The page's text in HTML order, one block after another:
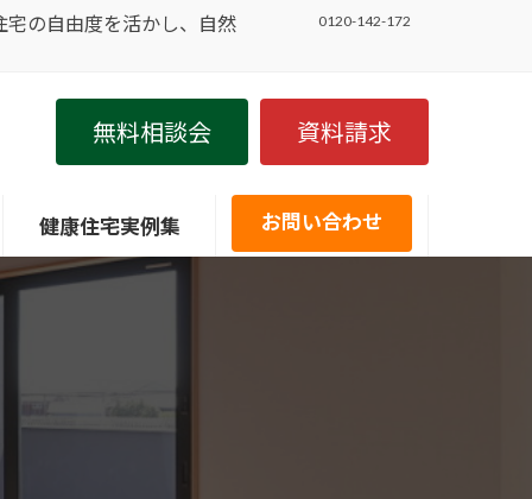
の自由度を活かし、自然
0120-142-172
無料相談会 資料請求
健康住宅実例集 お問い合わせ